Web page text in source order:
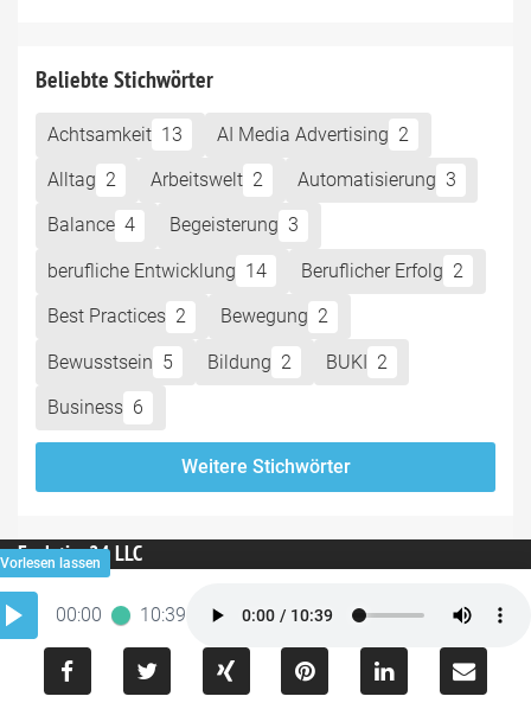
00:00 10:39
Beliebte Stichwörter
Achtsamkeit 13 AI Media Advertising 2
Alltag 2 Arbeitswelt 2 Automatisierung 3
Balance 4 Begeisterung 3
berufliche Entwicklung 14 Beruflicher Erfolg 2
Best Practices 2 Bewegung 2
Bewusstsein 5 Bildung 2 BUKI 2
Business 6
Weitere Stichwörter
Evolution24 LLC
30 N Gould St Ste N Sheridan - 82801 Wyoming, Vereinigte
Staaten von Amerika
E-Mail:info@das-coaching-magazin.de